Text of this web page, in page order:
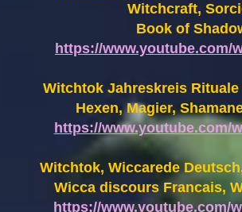
Witchcraft,
Book of
https://www.youtube.com/
Witchtok Jahreskreis
Hexen,Magier,
https://www.youtube.com/
Witchtok, Wiccarede
Wicca discours Francais,
https://www.youtube.com/